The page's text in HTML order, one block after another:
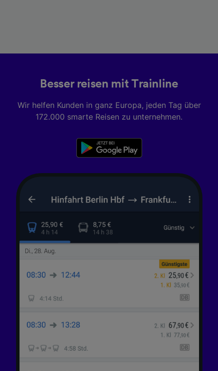
Besser reisen mit Trainline
Wir helfen Kunden in ganz Europa, jeden Tag über
172.000 smarte Reisen zu unternehmen.